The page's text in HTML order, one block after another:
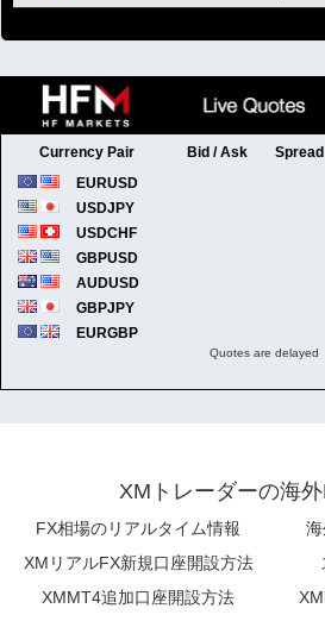
XMトレーダーの海
FX相場のリアルタイム情報
海
XMリアルFX新規口座開設方法
XMMT4追加口座開設方法